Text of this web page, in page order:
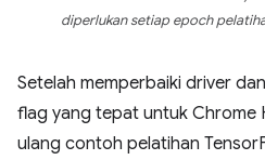
diperlukan setiap epoch
Setelah memperbaiki driver
flag yang tepat untuk Chrome
ulang contoh pelatihan